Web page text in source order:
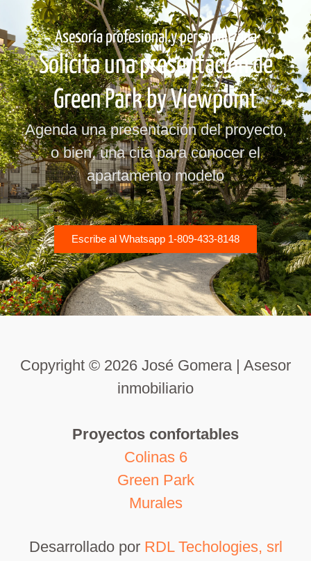
Asesoría profesional y personalizada
Solicita una presentación de
Green Park by Viewpoint
Agenda una presentación del proyecto,
o bien, una cita para conocer el
apartamento modelo
Escribe al Whatsapp 1-809-433-8148
Copyright © 2026 José Gomera | Asesor
inmobiliario
Proyectos confortables
Colinas 6
Green Park
Murales
Desarrollado por RDL Techologies, srl